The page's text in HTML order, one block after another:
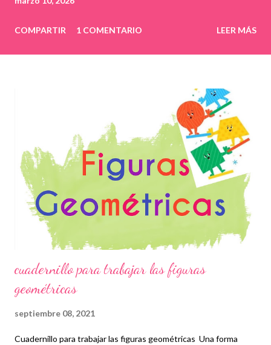
COMPARTIR 1 COMENTARIO LEER MÁS
cuadernillo para trabajar las figuras
geométricas
septiembre 08, 2021
Cuadernillo para trabajar las figuras geométricas Una forma